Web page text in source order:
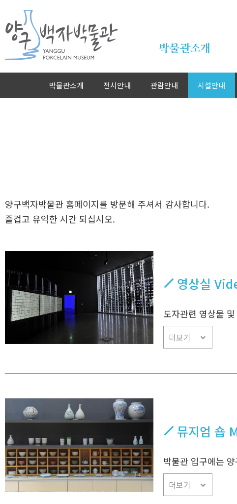
박물관소개
박물관소개 전시안내 관람안내 시설안내
양구백자박물관 홈페이지를 방문해 주셔서 감사합니다.
즐겁고 유익한 시간 되십시오.
영상실
도자관련 영상물
더보기
뮤지엄 숍
박물관 입구에는
더보기